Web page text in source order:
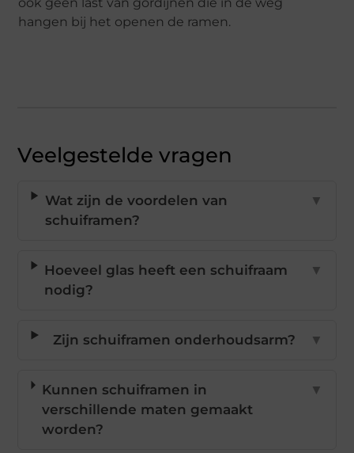
ook geen last van gordijnen die in de weg
hangen bij het openen de ramen.
Veelgestelde vragen
Wat zijn de voordelen van
schuiframen?
▼
Hoeveel glas heeft een schuifraam
nodig?
▼
Zijn schuiframen onderhoudsarm? ▼
Kunnen schuiframen in
verschillende maten gemaakt
worden?
▼